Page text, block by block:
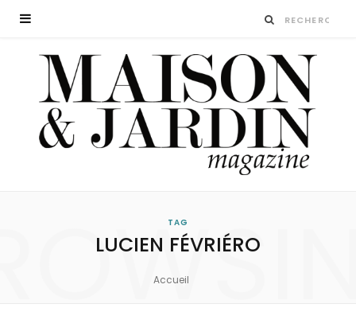
TAG
LUCIEN FÉVRIÉRO
Accueil